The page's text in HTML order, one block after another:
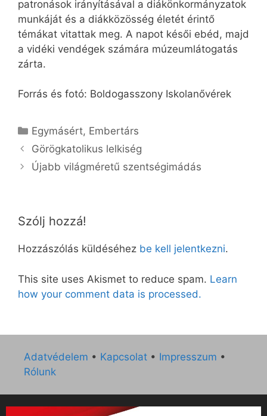
patronások irányításával a diákönkormányzatok
munkáját és a diákközösség életét érintő
témákat vitattak meg. A napot késői ebéd, majd
a vidéki vendégek számára múzeumlátogatás
zárta.
Forrás és fotó: Boldogasszony Iskolanővérek
Kategória
Egymásért, Embertárs
Görögkatolikus lelkiség
Újabb világméretű szentségimádás
Szólj hozzá!
Hozzászólás küldéséhez be kell jelentkezni.
This site uses Akismet to reduce spam. Learn
how your comment data is processed.
Adatvédelem • Kapcsolat • Impresszum •
Rólunk